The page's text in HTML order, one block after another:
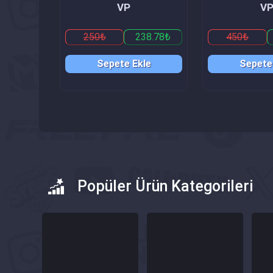
VP
250₺ 238.78₺
Sepete Ekle
VP
450₺
Popüler Ürün Kategorileri